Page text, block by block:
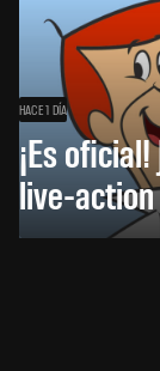
HACE 1 DÍA
¡Es
live-